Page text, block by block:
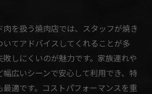
肉を扱う焼肉店では、スタッフが焼き
いてアドバイスしてくれることが多
敗しにくいのが魅力です。家族連れや
広いシーンで安心して利用でき、特
最適です。コストパフォーマンスを重